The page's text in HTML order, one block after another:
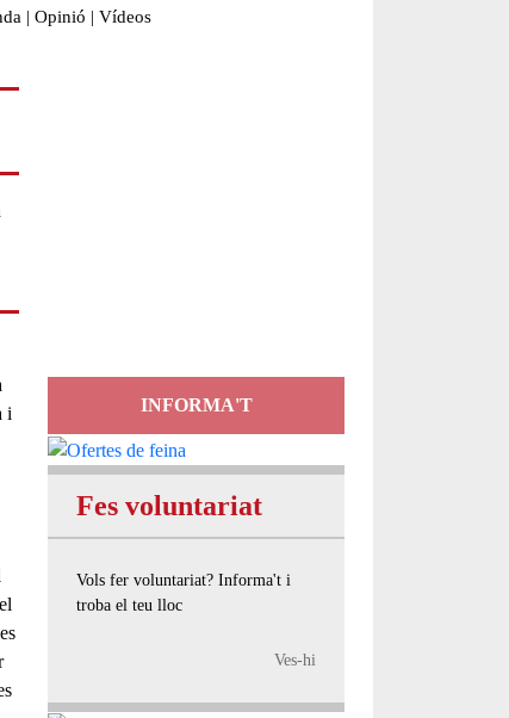
| Opinió | Vídeos
i
INFORMA'T
Fes voluntariat
Vols fer voluntariat? Informa't i
troba el teu lloc
Ves-hi